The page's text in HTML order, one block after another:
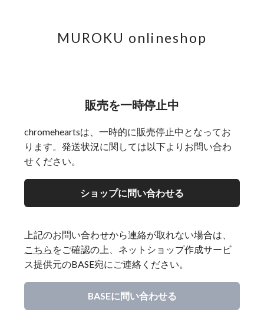
MUROKU onlineshop
販売を一時停止中
chromeheartsは、一時的に販売停止中となってお
ります。発送状況に関しては以下よりお問い合わ
せください。
ショップに問い合わせる
上記のお問い合わせから連絡が取れない場合は、
こちら をご確認の上、ネットショップ作成サービ
ス提供元のBASE宛にご連絡ください。
BASEに問い合わせる